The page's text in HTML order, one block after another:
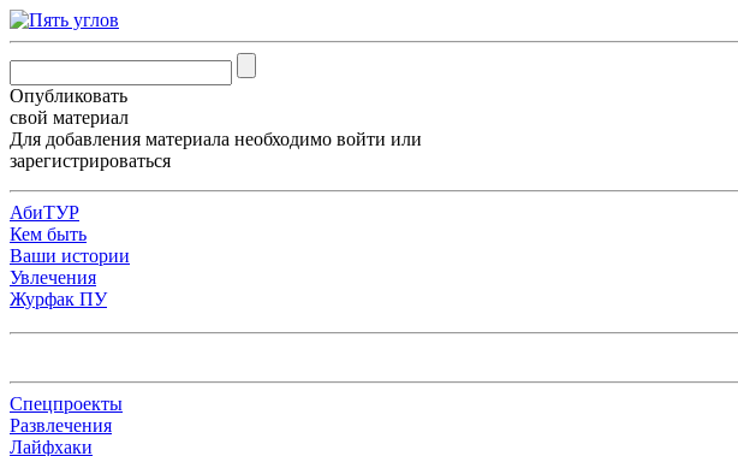
Опубликовать
свой материал
Для добавления материала необходимо войти или
зарегистрироваться
АбиТУР
Кем быть
Ваши истории
Увлечения
Журфак ПУ
Спецпроекты
Развлечения
Лайфхаки